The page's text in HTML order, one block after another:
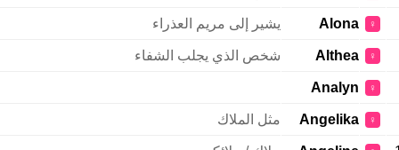
♀
Alona يشير إلى مريم العذراء
♀
Althea شخص الذي يجلب الشفاء
♀
Analyn
♀
Angelika مثل الملاك